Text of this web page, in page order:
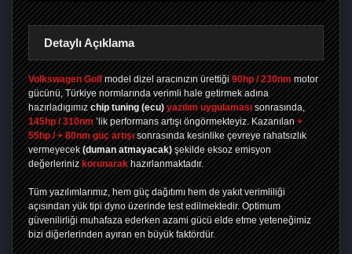
Detaylı Açıklama
Volkswagen Golf model dizel aracınızın ürettiği 90hp / 230nm motor
gücünü, Türkiye normlarında verimli hale getirmek adına
hazırladıgımız chip tuning (ecu) yazılım uygulaması sonrasında,
145hp / 310nm ’lik performans artışı öngörmekteyiz. Kazanılan +
55hp / + 80nm güç artışı sonrasında kesinlike çevreye rahatsızlık
vermeyecek (duman atmayacak) şekilde eksoz emisyon
değerleriniz korunarak hazırlanmaktadır.
Tüm yazılımlarımız, hem güç dağıtımı hem de yakıt verimliliği
açısından yük tipi dyno üzerinde test edilmektedir. Optimum
güvenilirliği muhafaza ederken azami gücü elde etme yeteneğimiz
bizi diğerlerinden ayıran en büyük faktördür.